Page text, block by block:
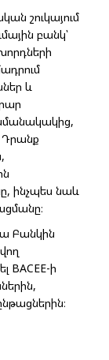
շուկայում
բանկ՝
և
Դրանք
ինչպես նաև
Բանկին
BACEE-ի